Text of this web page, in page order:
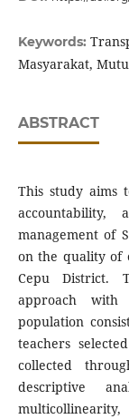
Keywords:
Masyarakat,
ABSTRACT
This study aims
management of
on the quality of
Cepu District.
approach
population
teachers
collected
descriptive